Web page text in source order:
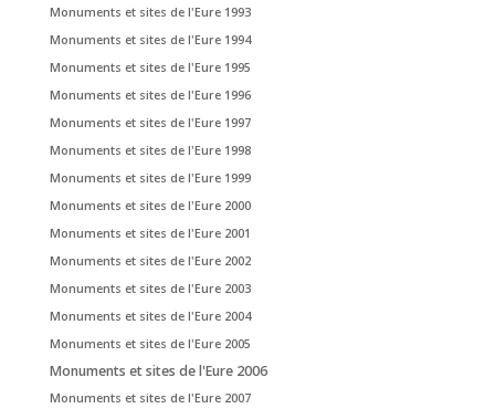
Monuments et sites de l'Eure 1993
Monuments et sites de l'Eure 1994
Monuments et sites de l'Eure 1995
Monuments et sites de l'Eure 1996
Monuments et sites de l'Eure 1997
Monuments et sites de l'Eure 1998
Monuments et sites de l'Eure 1999
Monuments et sites de l'Eure 2000
Monuments et sites de l'Eure 2001
Monuments et sites de l'Eure 2002
Monuments et sites de l'Eure 2003
Monuments et sites de l'Eure 2004
Monuments et sites de l'Eure 2005
Monuments et sites de l'Eure 2006
Monuments et sites de l'Eure 2007